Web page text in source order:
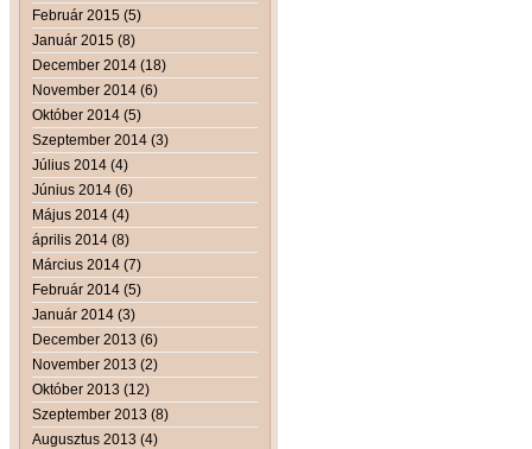
Február 2015 (5)
Január 2015 (8)
December 2014 (18)
November 2014 (6)
Október 2014 (5)
Szeptember 2014 (3)
Július 2014 (4)
Június 2014 (6)
Május 2014 (4)
április 2014 (8)
Március 2014 (7)
Február 2014 (5)
Január 2014 (3)
December 2013 (6)
November 2013 (2)
Október 2013 (12)
Szeptember 2013 (8)
Augusztus 2013 (4)